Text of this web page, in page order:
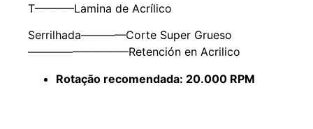
T———–Lamina de Acrílico
Serrilhada————Corte Super Grueso
—————————Retención en Acrilico
Rotação recomendada: 20.000 RPM